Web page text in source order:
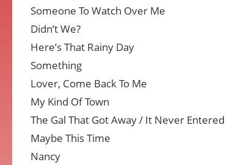
Someone To Watch Over Me
Didn’t We?
Here’s That Rainy Day
Something
Lover, Come Back To Me
My Kind Of Town
The Gal That Got Away / It Never
Maybe This Time
Nancy